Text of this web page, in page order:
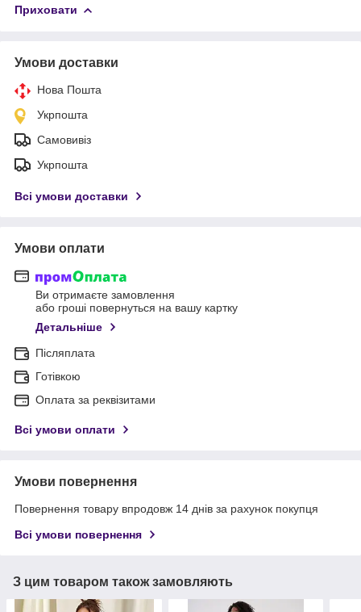
Приховати
Умови доставки
Нова Пошта
Укрпошта
Самовивіз
Укрпошта
Всі умови доставки
Умови оплати
Ви отримаєте замовлення
або гроші повернуться на вашу картку
Детальніше
Післяплата
Готівкою
Оплата за реквізитами
Всі умови оплати
Умови повернення
Повернення товару впродовж 14 днів за рахунок покупця
Всі умови повернення
З цим товаром також замовляють